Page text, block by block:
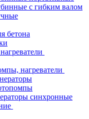
с гибким валом
бетона
нагреватели
синхронные